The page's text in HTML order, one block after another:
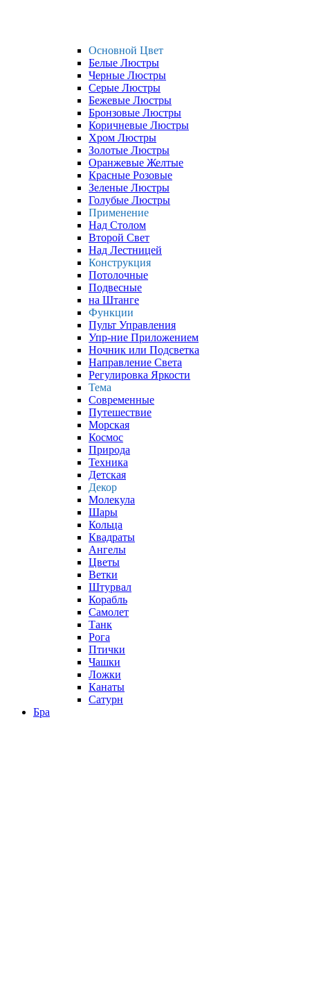
Основной Цвет
Белые Люстры
Черные Люстры
Серые Люстры
Бежевые Люстры
Бронзовые Люстры
Коричневые Люстры
Хром Люстры
Золотые Люстры
Оранжевые Желтые
Красные Розовые
Зеленые Люстры
Голубые Люстры
Применение
Над Столом
Второй Свет
Над Лестницей
Конструкция
Потолочные
Подвесные
на Штанге
Функции
Пульт Управления
Упр-ние Приложением
Ночник или Подсветка
Направление Света
Регулировка Яркости
Тема
Современные
Путешествие
Морская
Космос
Природа
Техника
Детская
Декор
Молекула
Шары
Кольца
Квадраты
Ангелы
Цветы
Ветки
Штурвал
Корабль
Самолет
Танк
Рога
Птички
Чашки
Ложки
Канаты
Сатурн
Бра